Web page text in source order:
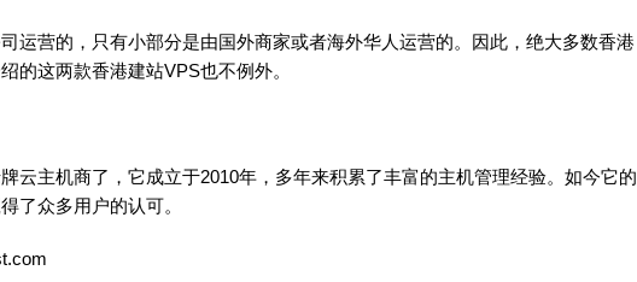
运营的，只有小部分是由国外商家或者海外华人运营的。因此，绝大多数香港
的这两款香港建站VPS也不例外。
云主机商了，它成立于2010年，多年来积累了丰富的主机管理经验。如今它的
了众多用户的认可。